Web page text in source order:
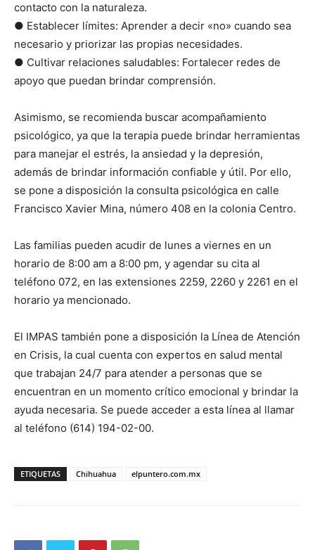
contacto con la naturaleza.
● Establecer límites: Aprender a decir «no» cuando sea
necesario y priorizar las propias necesidades.
● Cultivar relaciones saludables: Fortalecer redes de
apoyo que puedan brindar comprensión.
Asimismo, se recomienda buscar acompañamiento
psicológico, ya que la terapia puede brindar herramientas
para manejar el estrés, la ansiedad y la depresión,
además de brindar información confiable y útil. Por ello,
se pone a disposición la consulta psicológica en calle
Francisco Xavier Mina, número 408 en la colonia Centro.
Las familias pueden acudir de lunes a viernes en un
horario de 8:00 am a 8:00 pm, y agendar su cita al
teléfono 072, en las extensiones 2259, 2260 y 2261 en el
horario ya mencionado.
El IMPAS también pone a disposición la Línea de Atención
en Crisis, la cual cuenta con expertos en salud mental
que trabajan 24/7 para atender a personas que se
encuentran en un momento crítico emocional y brindar la
ayuda necesaria. Se puede acceder a esta línea al llamar
al teléfono (614) 194-02-00.
ETIQUETAS Chihuahua elpuntero.com.mx